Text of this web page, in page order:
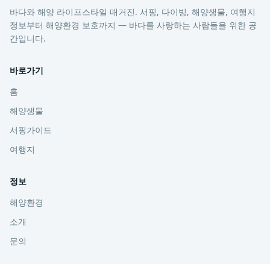
바다와 해양 라이프스타일 매거진. 서핑, 다이빙, 해양생물, 여행지
정보부터 해양환경 보호까지 — 바다를 사랑하는 사람들을 위한 공
간입니다.
바로가기
홈
해양생물
서핑가이드
여행지
정보
해양환경
소개
문의